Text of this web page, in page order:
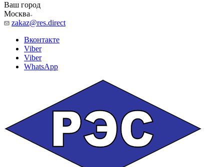
Ваш город
Москва
zakaz@res.direct
Вконтакте
Viber
Viber
WhatsApp